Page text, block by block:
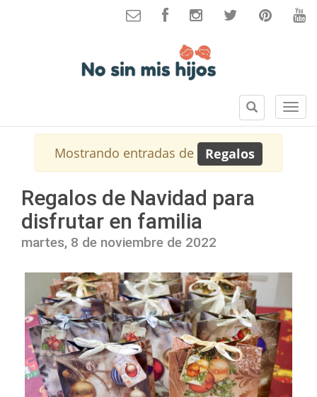
S
e
B
u
s
c
a
Mostrando entradas de Regalos
Regalos de Navidad para
disfrutar en familia
martes, 8 de noviembre de 2022